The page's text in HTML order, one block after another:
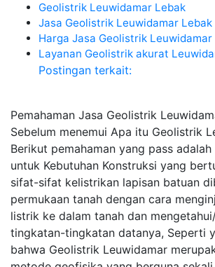
Geolistrik Leuwidamar Lebak
Jasa Geolistrik Leuwidamar Lebak
Harga Jasa Geolistrik Leuwidamar
Layanan Geolistrik akurat
Postingan terkait:
Pemahaman Jasa Geolistrik
Sebelum menemui Apa itu Geolistrik
Berikut pemahaman yang pass adalah
untuk Kebutuhan Konstruksi yang
sifat-sifat kelistrikan lapisan batuan
permukaan tanah dengan cara
listrik ke dalam tanah dan
tingkatan-tingkatan datanya, Seperti
bahwa Geolistrik Leuwidamar